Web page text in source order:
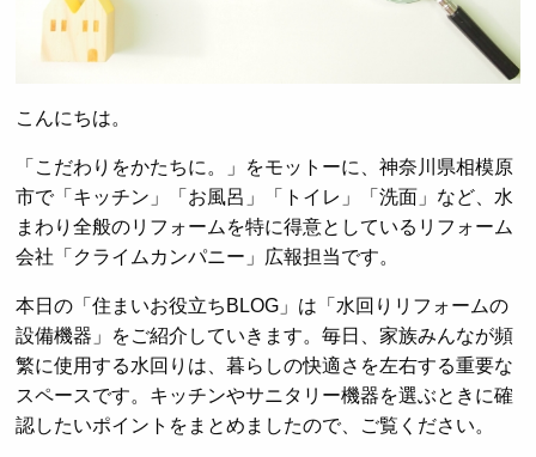
こんにちは。
「こだわりをかたちに。」をモットーに、神奈川県相模原
市で「キッチン」「お風呂」「トイレ」「洗面」など、水
まわり全般のリフォームを特に得意としているリフォーム
会社「クライムカンパニー」広報担当です。
本日の「住まいお役立ちBLOG」は「水回りリフォームの
設備機器」をご紹介していきます。毎日、家族みんなが頻
繁に使用する水回りは、暮らしの快適さを左右する重要な
スペースです。キッチンやサニタリー機器を選ぶときに確
認したいポイントをまとめましたので、ご覧ください。